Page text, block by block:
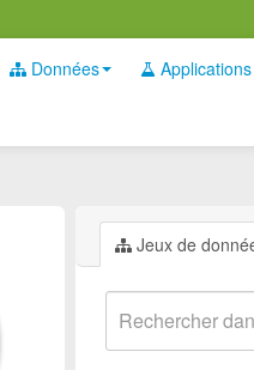
Données Applications
Jeux de